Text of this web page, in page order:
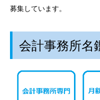
募集しています。
会計事務所名